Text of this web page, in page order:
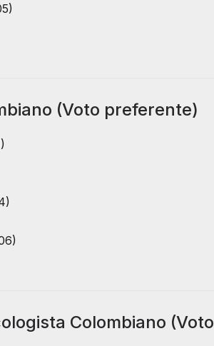
(Voto preferente)
Colombiano (Voto